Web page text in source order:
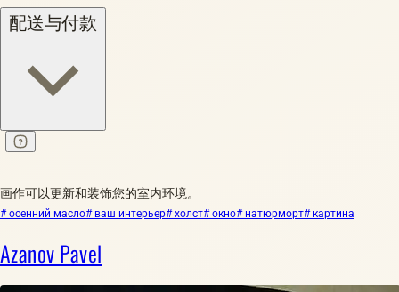
配送与付款
画作可以更新和装饰您的室内环境。
# осенний масло# ваш интерьер# холст# окно# натюрморт# картина
Azanov Pavel